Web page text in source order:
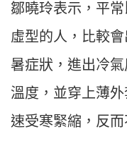
鄒曉玲表示，平
虛型的人，比較
暑症狀，進出冷
溫度，並穿上薄
速受寒緊縮，反而